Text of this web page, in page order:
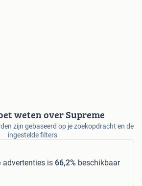
weten over Supreme
zijn gebaseerd op je zoekopdracht en de
ingestelde filters
advertenties is 66,2% beschikbaar